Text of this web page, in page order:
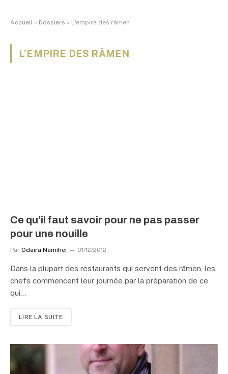
Accueil » Dossiers » L'empire des râmen
L’EMPIRE DES RÂMEN
Ce qu’il faut savoir pour ne pas passer
pour une nouille
Par Odaira Namihei 01/12/2012
Dans la plupart des restaurants qui servent des râmen, les
chefs commencent leur journée par la préparation de ce
qui…
LIRE LA SUITE